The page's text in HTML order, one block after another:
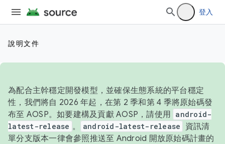
登入
說明文件
為配合主幹穩定開發模型，並確保生態系統的平台穩定
性，我們將自 2026 年起，在第 2 季和第 4 季將原始碼發
布至 AOSP。如要建構及貢獻 AOSP，請使用 android-
latest-release 。 android-latest-release
資訊清
單分支版本一律會參照推送至 Android 開放原始碼計畫的